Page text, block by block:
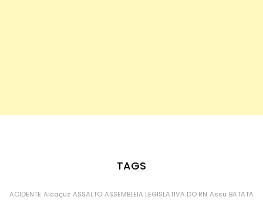
TAGS
ACIDENTE Alcaçuz ASSALTO ASSEMBLEIA LEGISLATIVA DO RN Assu BATATA